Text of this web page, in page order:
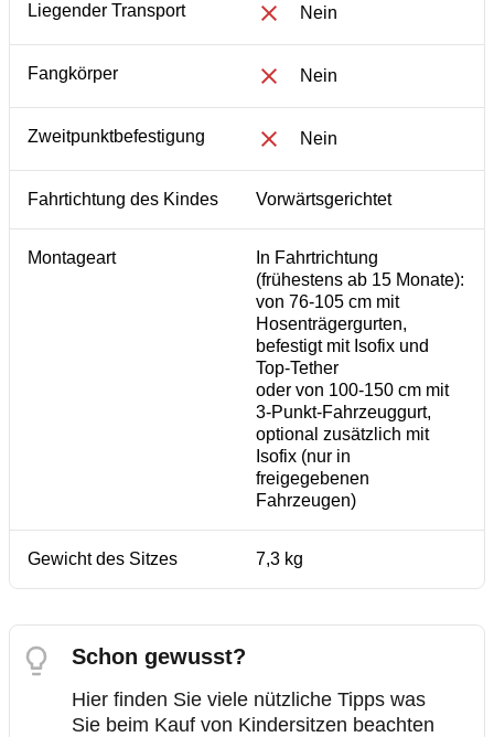
Liegender Transport Nein
Fangkörper Nein
Zweitpunktbefestigung Nein
Fahrtichtung des Kindes Vorwärtsgerichtet
Montageart
In Fahrtrichtung
(frühestens ab 15 Monate):
von 76-105 cm mit
Hosenträgergurten,
befestigt mit Isofix und
Top-Tether
oder von 100-150 cm mit
3-Punkt-Fahrzeuggurt,
optional zusätzlich mit
Isofix (nur in
freigegebenen
Fahrzeugen)
Gewicht des Sitzes 7,3 kg
Schon gewusst?
Hier finden Sie viele nützliche Tipps was
Sie beim Kauf von Kindersitzen beachten